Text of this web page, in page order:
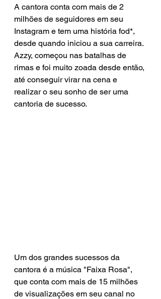
A cantora conta com mais de 2
milhões de seguidores em seu
Instagram e tem uma história fod*,
desde quando iniciou a sua carreira.
Azzy, começou nas batalhas de
rimas e foi muito zoada desde então,
até conseguir virar na cena e
realizar o seu sonho de ser uma
cantoria de sucesso.
Um dos grandes sucessos da
cantora é a música "Faixa Rosa",
que conta com mais de 15 milhões
de visualizações em seu canal no